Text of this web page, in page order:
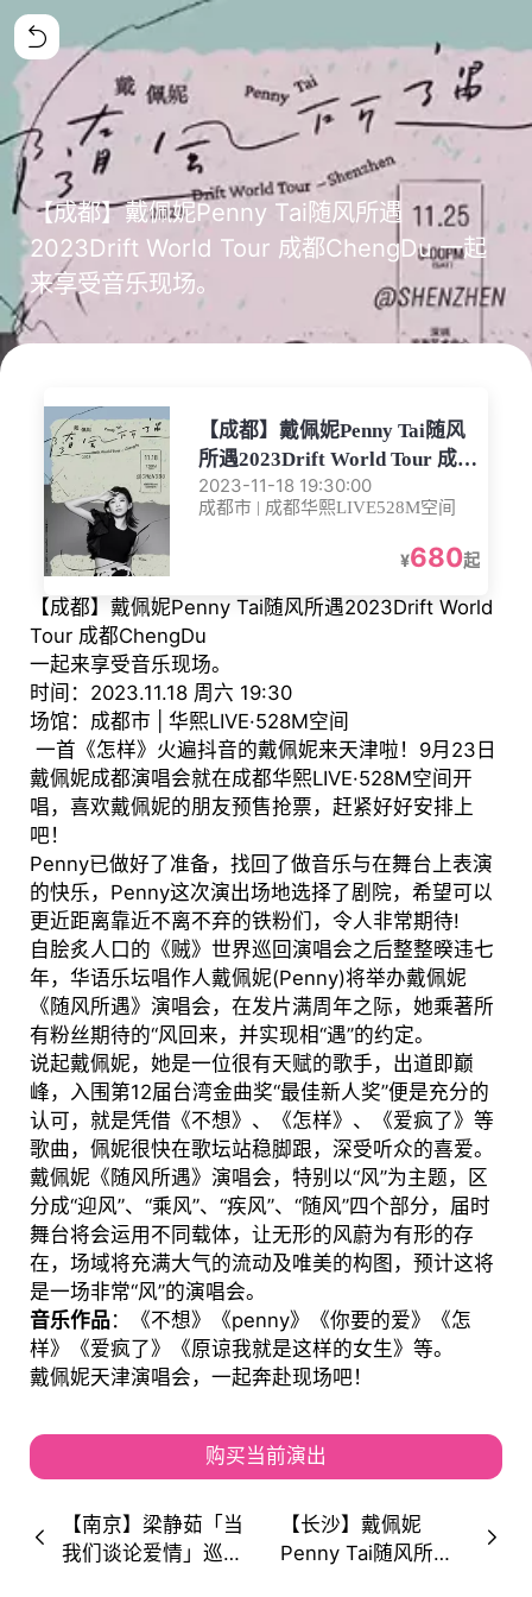
【成都】戴佩妮Penny Tai随风所遇
2023Drift World Tour 成都ChengDu 一起
来享受音乐现场。
【成都】戴佩妮Penny Tai随风
所遇2023Drift World Tour 成都
ChengDu
2023-11-18 19:30:00
成都市 | 成都华熙LIVE528M空间
¥680起
【成都】戴佩妮Penny Tai随风所遇2023Drift World
Tour 成都ChengDu
一起来享受音乐现场。
时间：2023.11.18 周六 19:30
场馆：成都市 | 华熙LIVE·528M空间
一首《怎样》火遍抖音的戴佩妮来天津啦！9月23日
戴佩妮成都演唱会就在成都华熙LIVE·528M空间开
唱，喜欢戴佩妮的朋友预售抢票，赶紧好好安排上
吧！
Penny已做好了准备，找回了做音乐与在舞台上表演
的快乐，Penny这次演出场地选择了剧院，希望可以
更近距离靠近不离不弃的铁粉们，令人非常期待!
自脍炙人口的《贼》世界巡回演唱会之后整整暌违七
年，华语乐坛唱作人戴佩妮(Penny)将举办戴佩妮
《随风所遇》演唱会，在发片满周年之际，她乘著所
有粉丝期待的“风回来，并实现相“遇”的约定。
说起戴佩妮，她是一位很有天赋的歌手，出道即巅
峰，入围第12届台湾金曲奖“最佳新人奖”便是充分的
认可，就是凭借《不想》、《怎样》、《爱疯了》等
歌曲，佩妮很快在歌坛站稳脚跟，深受听众的喜爱。
戴佩妮《随风所遇》演唱会，特别以“风”为主题，区
分成“迎风”、“乘风”、“疾风”、“随风”四个部分，届时
舞台将会运用不同载体，让无形的风蔚为有形的存
在，场域将充满大气的流动及唯美的构图，预计这将
是一场非常“风”的演唱会。
音乐作品：《不想》《penny》《你要的爱》《怎
样》《爱疯了》《原谅我就是这样的女生》等。
戴佩妮天津演唱会，一起奔赴现场吧！
购买当前演出
【南京】梁静茹「当
我们谈论爱情」巡回
【长沙】戴佩妮
Penny Tai随风所遇